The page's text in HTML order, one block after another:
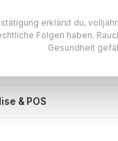
›
›
& POS
erklärst du,
Folgen haben.
Gesundheit